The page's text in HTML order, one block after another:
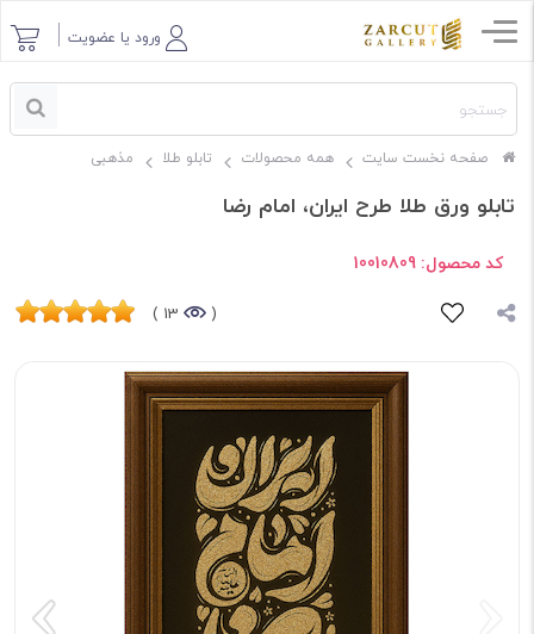
ورود یا عضویت
صفحه نخست سایت همه محصولات تابلو طلا مذهبی
تابلو ورق طلا طرح ایران، امام رضا
کد محصول: 10010809
(
13 )